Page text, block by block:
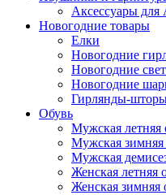
Аксессуары для
Новогодние товары
Елки
Новогодние
Новогодние
Новогодние
Гирлянды-
Обувь
Мужская летняя
Мужская зимняя
Мужская
Женская летняя
Женская зимняя